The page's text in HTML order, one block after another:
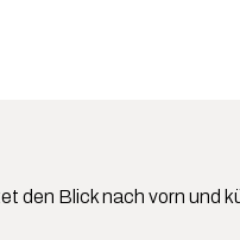
den Blick nach vorn und